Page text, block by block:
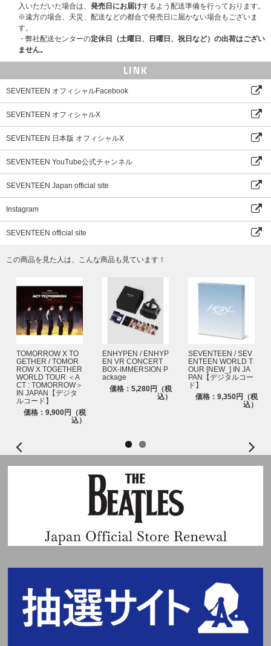
［デジタルコードの利用方法］
- MOBILE
＊QRコード：スマートフォンのカメラでQRコードを読み取り、デジタルコ
ード登録専用ウェブサイト(m.weverse.io/code/dc)にアクセス。画面の指示
に従いデジタルコードを登録後、Weverseアプリからご視聴いただけます。
＊デジタルコード：ウェブブラウザでデジタルコード登録専用ウェブサイト
(weverse.io/code/dc)にアクセス。画面の指示に従いデジタルコードを登録
- PC
＊Weverse (PC版サイト)にログイン後、「マイアカウント」から「デジタ
ルコードを入力」をクリック。デジタルコードを入力後、ご視聴いただけま
す。
- TV APP
＊デジタルコード登録専用ウェブサイト(m.weverse.io/code/dc)、またはWe
verse (PC版サイト)からデジタルコードを登録後、WeverseのTVアプリで
※ 1つのアカウントにつきコードは1つのみご登録いただけます。ご登録済
みコードの登録キャンセルや、他のアカウントでのご登録はできませんので
※ Weverse Shop／Weverseの会員を退会されると、購入履歴が削除され、
[SPEC]
1. WALL CALENDAR
サイズ : 297x420mm｜13か月分
サイズ : 320x83mm
※この箱は、本商品の傷や汚れなどを防ぐ用途になります。本商品ではあり
ませんので、傷や汚れを理由にした商品の返品・交換はお受けいたしかねま
す。あらかじめご了承ください。
※本商品は森林管理協議会(FSC)の認証を受けた用紙で製作されており、製
品の印刷には自然分解されやすい大豆油インキが使用されています。
らかじめご了承ください。
※素材の特徴上、クラックや変色、色移りなどが発生する可能性がありま
す。
ⓟ&ⓒ 2024 PLEDIS ENTERTAINMENT & HYBE. All Rights Reserved. Mad
Weverse Shopアカウント登録および映像コンテンツ視聴に関するお問い合
★Weverse カスタマーセンター
※Weverse Shopアカウント登録および映像コンテンツ視聴に関するお問い
合わせは上記までお願いいたします。
※上記以外の窓口にお問い合わせいただいてもご対応いたしかねます。
入いただいた場合は、 発売日にお届けするよう配送準備を行っております。
※遠方の場合、天災、配送などの都合で発売日に届かない場合もございま
す。
・弊社配送センターの定休日（土曜日、日曜日、祝日など）の出荷はござい
ません。
LINK
SEVENTEEN オフィシャルFacebook
SEVENTEEN オフィシャルX
SEVENTEEN 日本版 オフィシャルX
SEVENTEEN YouTube公式チャンネル
SEVENTEEN Japan official site
Instagram
SEVENTEEN official site
この商品を見た人は、こんな商品も見ています！
TOMORROW X TO
GETHER / TOMOR
ROW X TOGETHER
WORLD TOUR ＜A
CT : TOMORROW＞
IN JAPAN【デジタ
ルコード】
価格：9,900円（税
込）
ENHYPEN / ENHYP
EN VR CONCERT
BOX-IMMERSION P
ackage
価格：5,280円（税
込）
SEVENTEEN / SEV
ENTEEN WORLD T
OUR [NEW_] IN JA
PAN【デジタルコー
ド】
価格：9,350円（税
込）